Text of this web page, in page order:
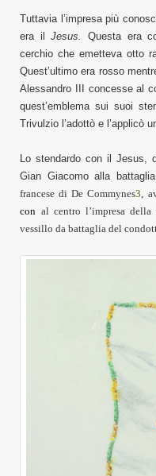
Tuttavia l’impresa più
era ilJesus. Questa era
cerchio che emetteva otto
Quest’ultimo era rosso
Alessandro III concesse al
quest’emblema sui suoi
Trivulzio l’adottò e l’applicò
Lo stendardo con il Jesus,
Gian Giacomo alla
francese di De Commynes3
con al centro l’impresa
vessillo da battaglia del